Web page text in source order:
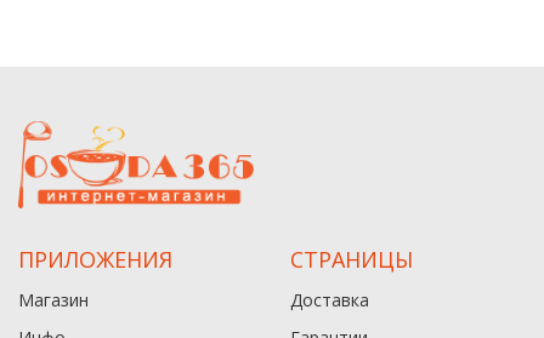
ПРИЛОЖЕНИЯ
Магазин
СТРАНИЦЫ
Доставка